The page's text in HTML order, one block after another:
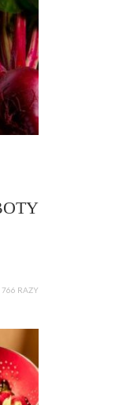
766 RAZY